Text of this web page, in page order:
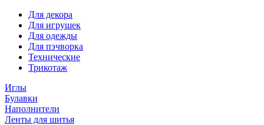
Для декора
Для игрушек
Для одежды
Для пэчворка
Технические
Трикотаж
Иглы
Булавки
Наполнители
Ленты для шитья